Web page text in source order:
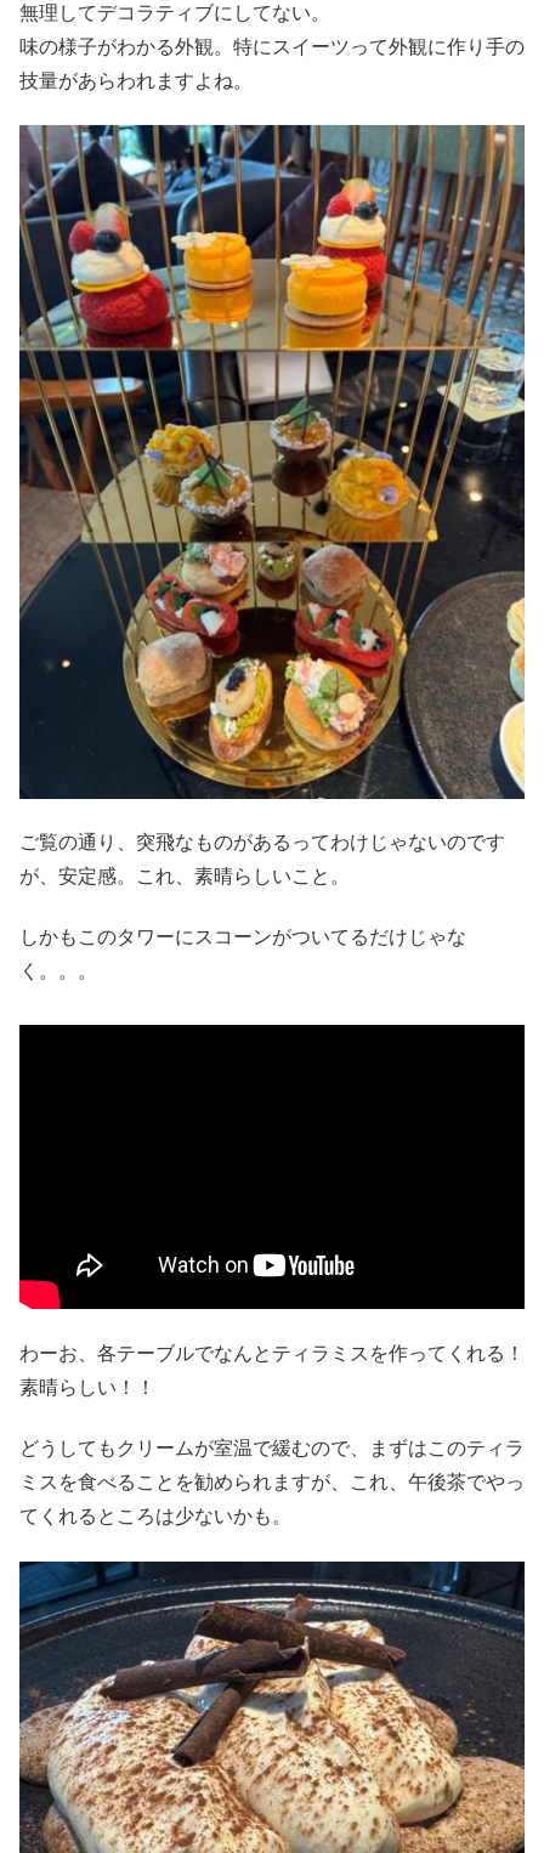
無理してデコラティブにしてない。
味の様子がわかる外観。特にスイーツって外観に作り手の
技量があらわれますよね。
ご覧の通り、突飛なものがあるってわけじゃないのです
が、安定感。これ、素晴らしいこと。
しかもこのタワーにスコーンがついてるだけじゃな
く。。。
わーお、各テーブルでなんとティラミスを作ってくれる！
素晴らしい！！
どうしてもクリームが室温で緩むので、まずはこのティラ
ミスを食べることを勧められますが、これ、午後茶でやっ
てくれるところは少ないかも。